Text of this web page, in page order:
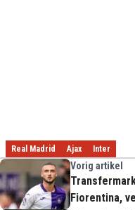
Real Madrid Ajax Inter
Vorig artikel
Fiorentina,